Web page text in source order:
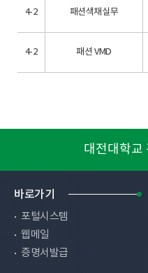
4-2 패션색채실무
4-2 패션 VMD
대전대학교
바로가기
포털시스템
웹메일
증명서발급